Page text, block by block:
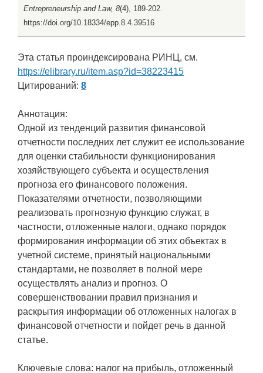
Entrepreneurship and Law, 8(4), 189-202.
https://doi.org/10.18334/epp.8.4.39516
Эта статья проиндексирована РИНЦ, см.
https://elibrary.ru/item.asp?id=38223415
Цитирований: 8
Аннотация:
Одной из тенденций развития финансовой
отчетности последних лет служит ее использование
для оценки стабильности функционирования
хозяйствующего субъекта и осуществления
прогноза его финансового положения.
Показателями отчетности, позволяющими
реализовать прогнозную функцию служат, в
частности, отложенные налоги, однако порядок
формирования информации об этих объектах в
учетной системе, принятый национальными
стандартами, не позволяет в полной мере
осуществлять анализ и прогноз. О
совершенствовании правил признания и
раскрытия информации об отложенных налогах в
финансовой отчетности и пойдет речь в данной
статье.
Ключевые слова: налог на прибыль, отложенный